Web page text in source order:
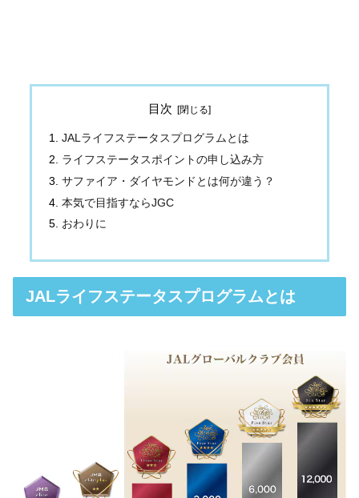
目次
JALライフステータスプログラムとは
ライフステータスポイントの申し込み方
サファイア・ダイヤモンドとは何が違う？
本気で目指すならJGC
おわりに
JALライフステータスプログラムとは